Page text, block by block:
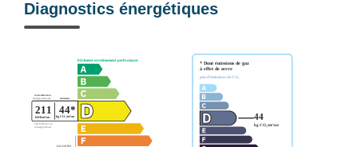
Diagnostics énergétiques